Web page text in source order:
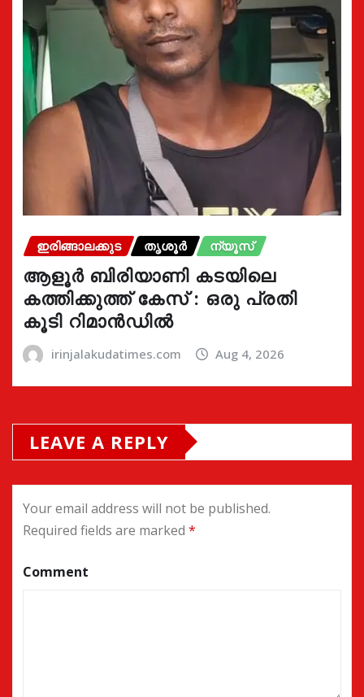
ഇരിങ്ങാലക്കുട തൃശൂർ ന്യൂസ്
ആളൂർ ബിരിയാണി കടയിലെ
കത്തിക്കുത്ത് കേസ് : ഒരു പ്രതി
കൂടി റിമാൻഡിൽ
irinjalakudatimes.com Aug 4, 2026
LEAVE A REPLY
Your email address will not be published.
Required fields are marked *
Comment